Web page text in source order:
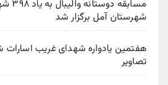
شهرستان آمل برگزار شد
هفتمین یادواره شهدای غریب
تصاویر